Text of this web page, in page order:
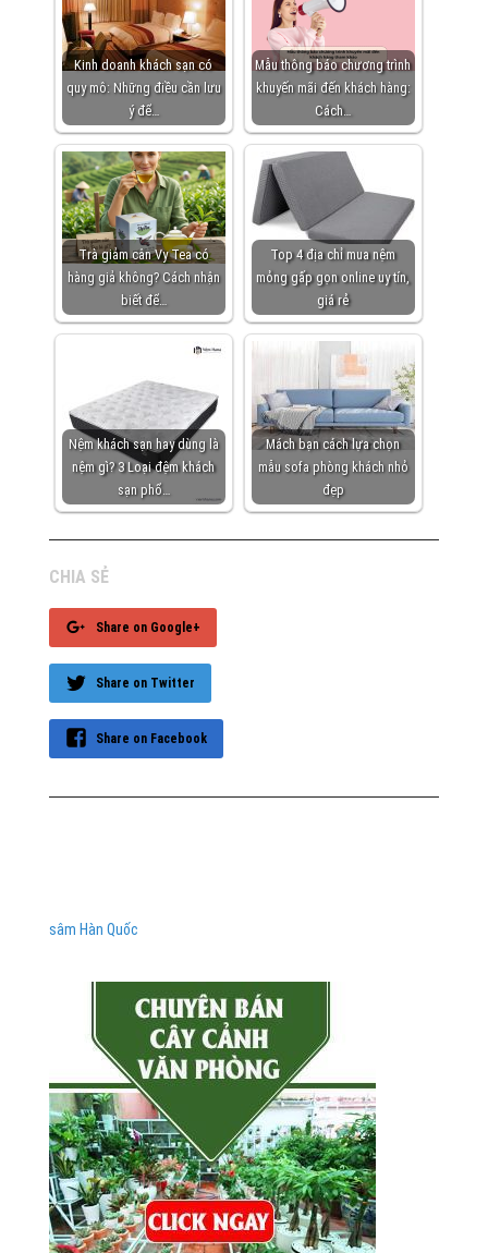
Kinh doanh khách sạn có
quy mô: Những điều cần lưu
ý để…
Mẫu thông báo chương trình
khuyến mãi đến khách hàng:
Cách…
Trà giảm cân Vy Tea có
hàng giả không? Cách nhận
biết để…
Top 4 địa chỉ mua nệm
mỏng gấp gọn online uy tín,
giá rẻ
Nệm khách sạn hay dùng là
nệm gì? 3 Loại đệm khách
sạn phổ…
Mách bạn cách lựa chọn
mẫu sofa phòng khách nhỏ
đẹp
CHIA SẺ
Share on Google+
Share on Twitter
Share on Facebook
sâm Hàn Quốc